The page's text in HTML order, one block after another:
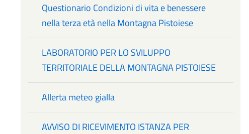
Questionario Condizioni di vita e benessere
nella terza età nella Montagna Pistoiese
LABORATORIO PER LO SVILUPPO
TERRITORIALE DELLA MONTAGNA PISTOIESE
Allerta meteo gialla
AVVISO DI RICEVIMENTO ISTANZA PER